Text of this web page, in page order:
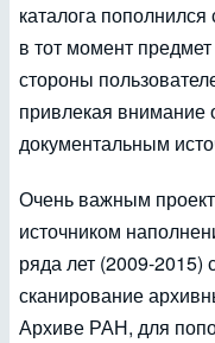
каталога
в тот момент
стороны
привлекая внимание
документальным
Очень важным
источником
ряда лет (2009-2015)
сканирование
Архиве РАН, для